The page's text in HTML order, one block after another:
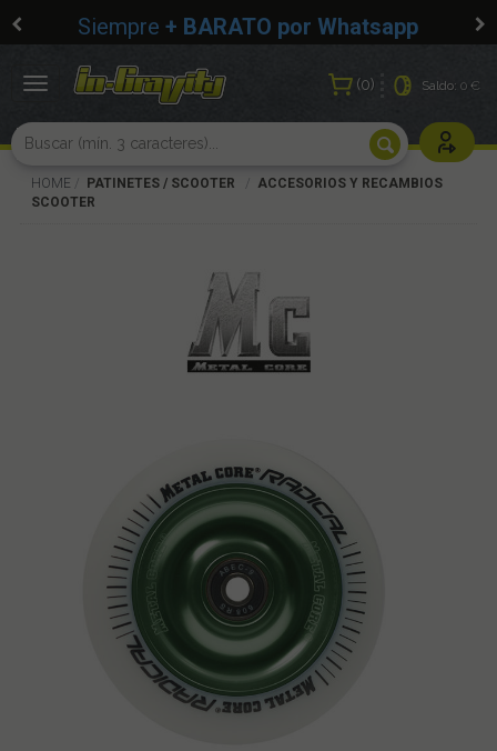
Siempre + BARATO por Whatsapp
0 Saldo:0 €
Usuarios
Toggle
HOME PATINETES / SCOOTER
ACCESORIOS Y RECAMBIOS
SCOOTER